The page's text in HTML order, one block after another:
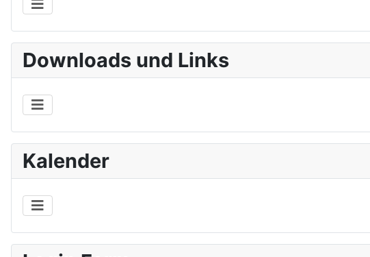
Downloads und Links
Kalender